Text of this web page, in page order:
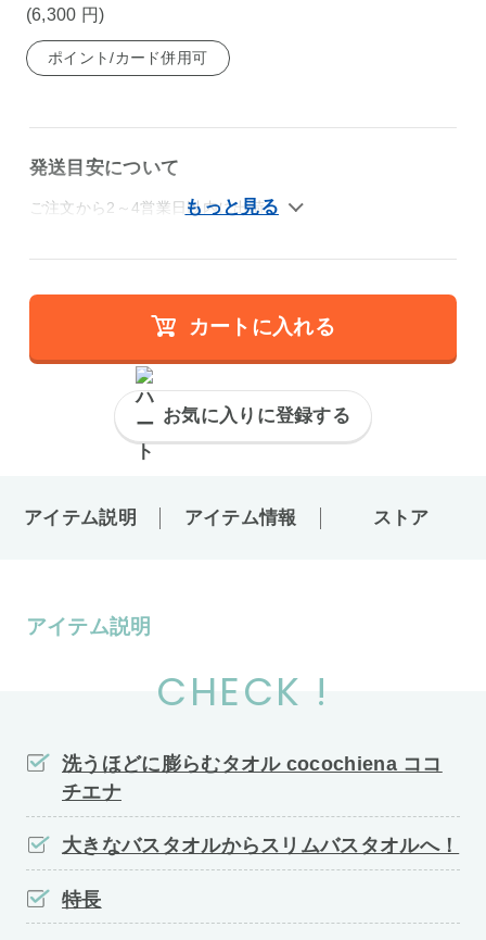
(6,300 円)
ポイント/カード併用可
発送目安について
ご注文から2～4営業日以内に出荷
カートに入れる
お気に入りに登録する
アイテム説明 アイテム情報 ストア
アイテム説明
CHECK !
洗うほどに膨らむタオル cocochiena ココ
チエナ
大きなバスタオルからスリムバスタオルへ！
特長